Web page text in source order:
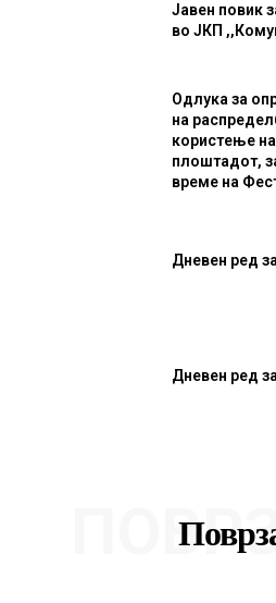
Јавен повик
во ЈКП
Одлука за
на
користење
плоштадот,
време на
Дневен ред
Дневен ред